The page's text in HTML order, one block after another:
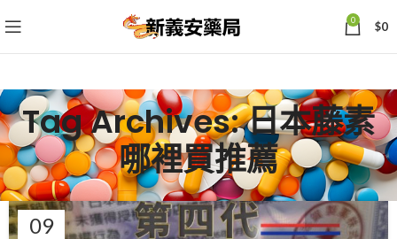
0 $0
Tag Archives: 日本藤素
哪裡買推薦
09